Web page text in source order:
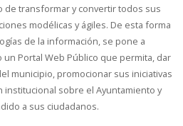
de transformar y convertir todos sus
modélicas y ágiles. De esta forma
de la información, se pone a
Portal Web Público que permita, dar
municipio, promocionar sus iniciativas
sobre el Ayuntamiento y
a sus ciudadanos.